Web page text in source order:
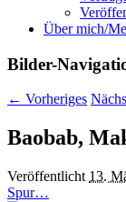
Über mich/
Bilder-
← Vorheriges
Baobab,
Veröffentlicht 13.
Spur…